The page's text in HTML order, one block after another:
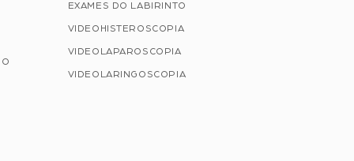
EXAMES DO LABIRINTO
VIDEOHISTEROSCOPIA
VIDEOLAPAROSCOPIA
VIDEOLARINGOSCOPIA